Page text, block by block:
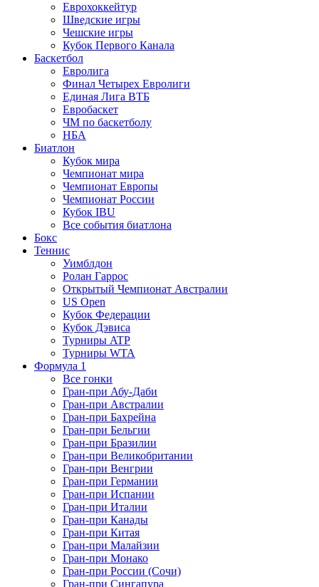
Еврохоккейтур
Шведские игры
Чешские игры
Кубок Первого Канала
Баскетбол
Евролига
Финал Четырех Евролиги
Единая Лига ВТБ
Евробаскет
ЧМ по баскетболу
НБА
Биатлон
Кубок мира
Чемпионат мира
Чемпионат Европы
Чемпионат России
Кубок IBU
Все события биатлона
Бокс
Теннис
Уимблдон
Ролан Гаррос
Открытый Чемпионат Австралии
US Open
Кубок Федерации
Кубок Дэвиса
Турниры ATP
Турниры WTA
Формула 1
Все гонки
Гран-при Абу-Даби
Гран-при Австралии
Гран-при Бахрейна
Гран-при Бельгии
Гран-при Бразилии
Гран-при Великобритании
Гран-при Венгрии
Гран-при Германии
Гран-при Испании
Гран-при Италии
Гран-при Канады
Гран-при Китая
Гран-при Малайзии
Гран-при Монако
Гран-при России (Сочи)
Гран-при Сингапура